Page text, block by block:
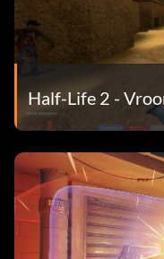
Half-Life 2 -